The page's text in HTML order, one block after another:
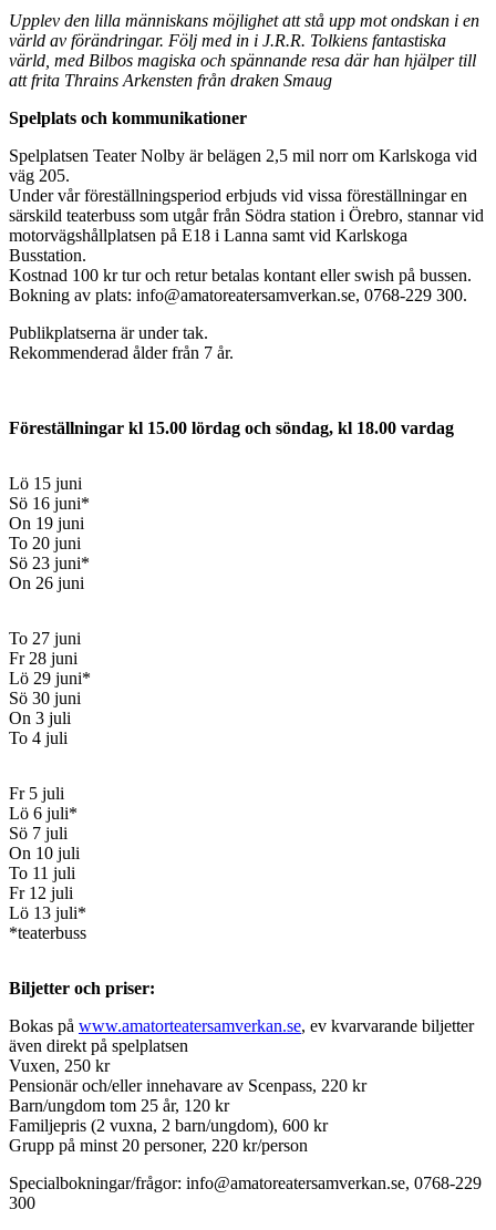
Upplev den lilla människans möjlighet att stå upp mot ondskan i en
värld av förändringar. Följ med in i J.R.R. Tolkiens fantastiska
värld, med Bilbos magiska och spännande resa där han hjälper till
att frita Thrains Arkensten från draken Smaug
Spelplats och kommunikationer
Spelplatsen Teater Nolby är belägen 2,5 mil norr om Karlskoga vid
väg 205.
Under vår föreställningsperiod erbjuds vid vissa föreställningar en
särskild teaterbuss som utgår från Södra station i Örebro, stannar vid
motorvägshållplatsen på E18 i Lanna samt vid Karlskoga
Busstation.
Kostnad 100 kr tur och retur betalas kontant eller swish på bussen.
Bokning av plats: info@amatoreatersamverkan.se, 0768-229 300.
Publikplatserna är under tak.
Rekommenderad ålder från 7 år.
Föreställningar kl 15.00 lördag och söndag, kl 18.00 vardag
Lö 15 juni
Sö 16 juni*
On 19 juni
To 20 juni
Sö 23 juni*
On 26 juni
To 27 juni
Fr 28 juni
Lö 29 juni*
Sö 30 juni
On 3 juli
To 4 juli
Fr 5 juli
Lö 6 juli*
Sö 7 juli
On 10 juli
To 11 juli
Fr 12 juli
Lö 13 juli*
*teaterbuss
Biljetter och priser:
Bokas på www.amatorteatersamverkan.se, ev kvarvarande biljetter
även direkt på spelplatsen
Vuxen, 250 kr
Pensionär och/eller innehavare av Scenpass, 220 kr
Barn/ungdom tom 25 år, 120 kr
Familjepris (2 vuxna, 2 barn/ungdom), 600 kr
Grupp på minst 20 personer, 220 kr/person
Specialbokningar/frågor: info@amatoreatersamverkan.se, 0768-229
300